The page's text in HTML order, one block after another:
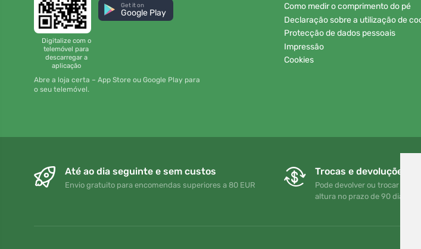
Digitalize com o
telemóvel para
descarregar a
aplicação
Get it on
Google Play
Abre a loja certa – App Store ou Google Play para
o seu telemóvel.
Como medir o comprimento do pé
Declaração sobre a utilização de
Protecção de dados pessoais
Impressão
Cookies
Até ao dia seguinte e sem custos
Envio gratuito para encomendas superiores a 80 EUR
Trocas e devoluções
Pode devolver ou trocar a
altura no prazo de 90 dias